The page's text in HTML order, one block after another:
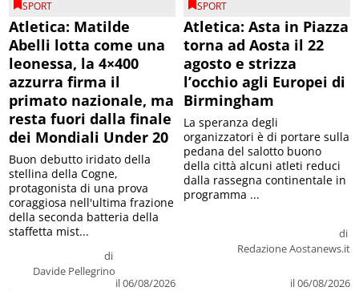
SPORT
Atletica: Matilde
Abelli lotta come una
leonessa, la 4×400
azzurra firma il
primato nazionale, ma
resta fuori dalla finale
dei Mondiali Under 20
di
Davide Pellegrino
il 06/08/2026
Buon debutto iridato della
stellina della Cogne,
protagonista di una prova
coraggiosa nell'ultima frazione
della seconda batteria della
staffetta mist...
SPORT
Atletica: Asta in Piazza
torna ad Aosta il 22
agosto e strizza
l’occhio agli Europei di
Birmingham
di
Redazione Aostanews.it
il 06/08/2026
La speranza degli
organizzatori è di portare sulla
pedana del salotto buono
della città alcuni atleti reduci
dalla rassegna continentale in
programma ...